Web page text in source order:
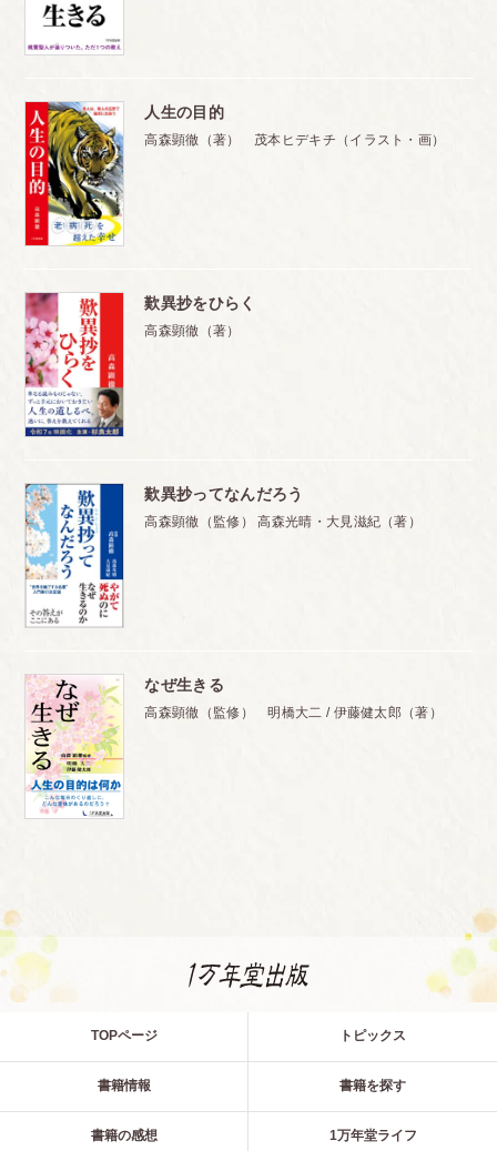
人生の目的
高森顕徹（著） 茂本ヒデキチ（イラスト・画）
歎異抄をひらく
高森顕徹（著）
歎異抄ってなんだろう
高森顕徹（監修） 高森光晴・大見滋紀（著）
なぜ生きる
高森顕徹（監修） 明橋大二 / 伊藤健太郎（著）
TOPページ トピックス
書籍情報 書籍を探す
書籍の感想 1万年堂ライフ